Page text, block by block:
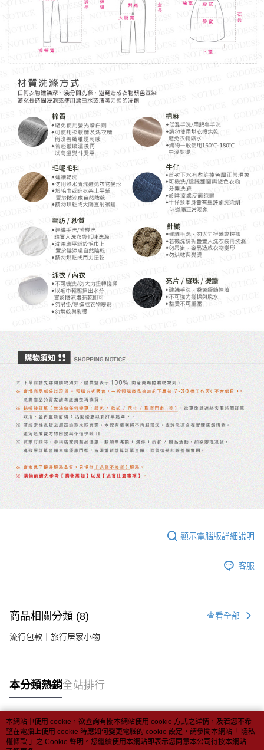
顯示電腦版詳細說明
客服
商品相關分類 (8) 查看全部
流行包款｜旅行居家小物
══════════════
本分類熱銷全站排行
熱門標籤
本網站中使用 cookie，欲查詢有關本網站使用 cookie 方式之詳情，及若您不希
望在電腦上使用 cookie 時應如何變更電腦的 cookie 設定，請參閱本網站「 隱私
權條款 」之 Cookie 聲明。您繼續使用本網站即表示您同意本公司得按本網站使